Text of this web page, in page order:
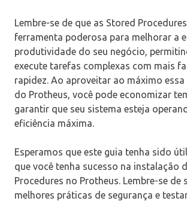
Lembre-se de que as Stored
ferramenta poderosa para melhorar a
produtividade do seu negócio,
execute tarefas complexas com mais
rapidez. Ao aproveitar ao máximo
do Protheus, você pode economizar
garantir que seu sistema esteja
eficiência máxima.
Esperamos que este guia tenha sido
que você tenha sucesso na instalação
Procedures no Protheus. Lembre-se de
melhores práticas de segurança e